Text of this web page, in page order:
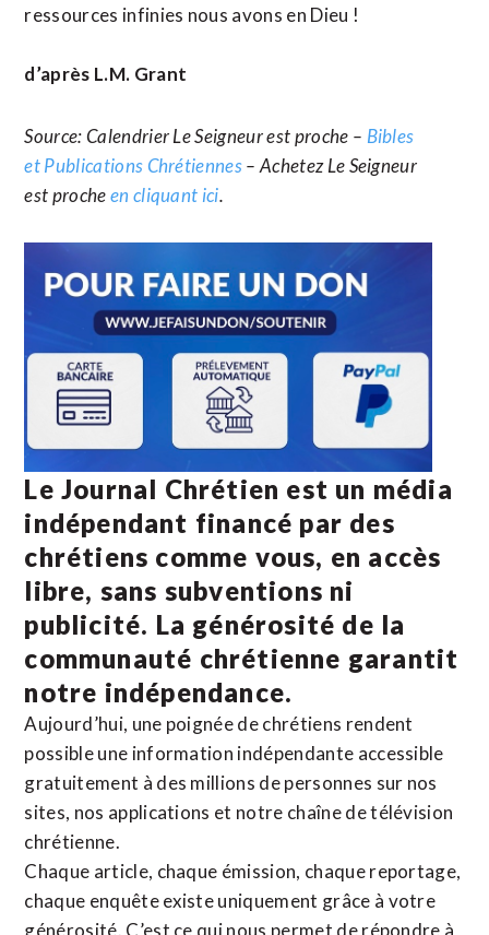
ressources infinies nous avons en Dieu !
d’après L.M. Grant
Source: Calendrier Le Seigneur est proche – Bibles
et Publications Chrétiennes– Achetez Le Seigneur
est procheen cliquant ici.
Le Journal Chrétien est un média
indépendant financé par des
chrétiens comme vous, en accès
libre, sans subventions ni
publicité. La générosité de la
communauté chrétienne garantit
notre indépendance.
Aujourd’hui, une poignée de chrétiens rendent
possible une information indépendante accessible
gratuitement à des millions de personnes sur nos
sites, nos applications et notre chaîne de télévision
chrétienne.
Chaque article, chaque émission, chaque reportage,
chaque enquête existe uniquement grâce à votre
générosité. C’est ce qui nous permet de répondre à